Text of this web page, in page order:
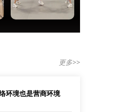
更多>>
环境也是营商环境